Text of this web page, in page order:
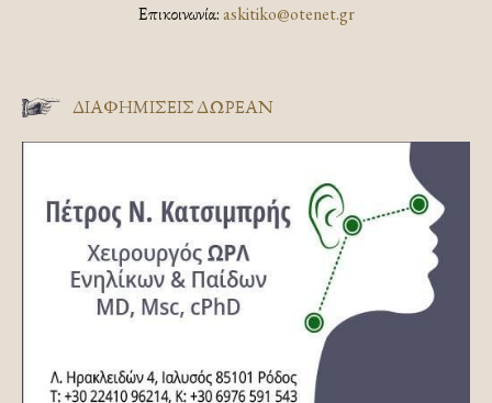
Επικοινωνία:askitiko@otenet.gr
ΔΙΑΦΗΜΊΣΕΙΣ ΔΩΡΕΆΝ